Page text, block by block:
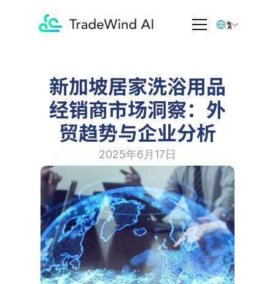
新加坡居家洗浴用品
经销商市场洞察：外
贸趋势与企业分析
2025年6月17日
繁体中文